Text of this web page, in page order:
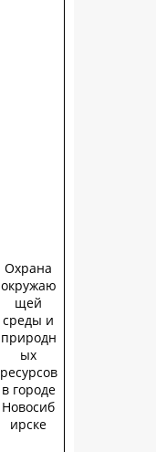
Охрана
окружаю
щей
среды и
природн
ых
ресурсов
в городе
Новосиб
ирске